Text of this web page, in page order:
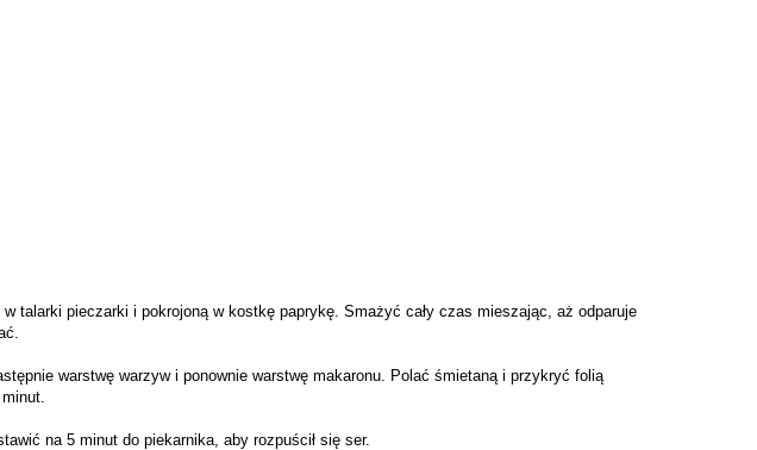
talarki pieczarki i pokrojoną w kostkę paprykę. Smażyć cały czas mieszając, aż odparuje
warstwę warzyw i ponownie warstwę makaronu. Polać śmietaną i przykryć folią
na 5 minut do piekarnika, aby rozpuścił się ser.